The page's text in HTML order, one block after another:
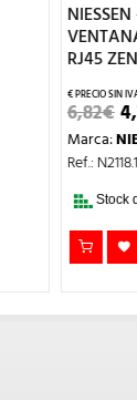
RJ45
6,82€EL
Marca:
Ref.:
Stock